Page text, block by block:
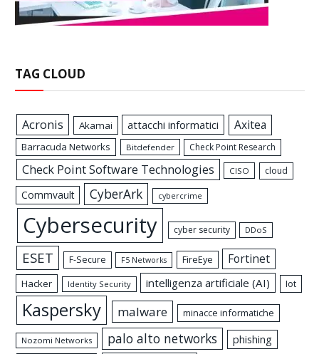
TAG CLOUD
Acronis Akamai attacchi informatici Axitea
Barracuda Networks Bitdefender Check Point Research
Check Point Software Technologies CISO cloud
Commvault CyberArk cybercrime
Cybersecurity cyber security DDoS
ESET F-Secure F5 Networks FireEye Fortinet
Hacker Identity Security intelligenza artificiale (AI) Iot
Kaspersky malware minacce informatiche
Nozomi Networks palo alto networks phishing